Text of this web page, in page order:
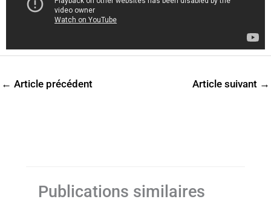
← Article précédent Article suivant →
Publications similaires